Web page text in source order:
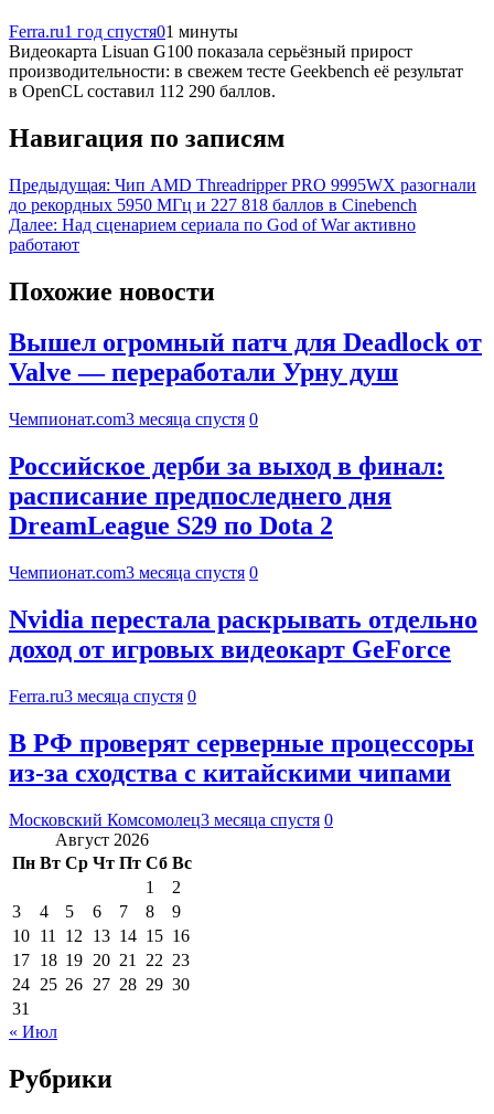
Ferra.ru1 год спустя01 минуты
Видеокарта Lisuan G100 показала серьёзный прирост
производительности: в свежем тесте Geekbench её результат
в OpenCL составил 112 290 баллов.
Навигация по записям
Предыдущая: Чип AMD Threadripper PRO 9995WX разогнали
до рекордных 5950 МГц и 227 818 баллов в Cinebench
Далее: Над сценарием сериала по God of War активно
работают
Похожие новости
Вышел огромный патч для Deadlock от
Valve — переработали Урну душ
Чемпионат.com3 месяца спустя 0
Российское дерби за выход в финал:
расписание предпоследнего дня
DreamLeague S29 по Dota 2
Чемпионат.com3 месяца спустя 0
Nvidia перестала раскрывать отдельно
доход от игровых видеокарт GeForce
Ferra.ru3 месяца спустя 0
В РФ проверят серверные процессоры
из-за сходства с китайскими чипами
Московский Комсомолец3 месяца спустя 0
Август 2026
Пн Вт Ср Чт Пт Сб Вс
1
2
3
4 5 6 7 8
9
10 11 12 13 14 15 16
17 18 19 20 21 22 23
24 25 26 27 28 29 30
31
« Июл
Рубрики